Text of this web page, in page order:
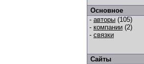
Основное
- авторы (105)
- компании (2)
- связки
Сайты